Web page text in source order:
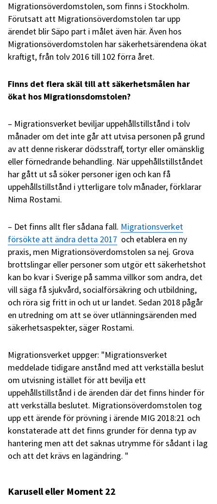
Migrationsöverdomstolen, som finns i Stockholm.
Förutsatt att Migrationsöverdomstolen tar upp
ärendet blir Säpo part i målet även här. Även hos
Migrationsöverdomstolen har säkerhetsärendena ökat
kraftigt, från tolv 2016 till 102 förra året.
Finns det flera skäl till att säkerhetsmålen har
ökat hos Migrationsdomstolen?
– Migrationsverket beviljar uppehållstillstånd i tolv
månader om det inte går att utvisa personen på grund
av att denne riskerar dödsstraff, tortyr eller omänsklig
eller förnedrande behandling. När uppehållstillståndet
har gått ut så söker personer igen och kan få
uppehållstillstånd i ytterligare tolv månader, förklarar
Nima Rostami.
– Det finns allt fler sådana fall. Migrationsverket
försökte att ändra detta 2017 och etablera en ny
praxis, men Migrationsöverdomstolen sa nej. Grova
brottslingar eller personer som utgör ett säkerhetshot
kan bo kvar i Sverige på samma villkor som andra, det
vill säga få sjukvård, socialförsäkring och utbildning,
och röra sig fritt in och ut ur landet. Sedan 2018 pågår
en utredning om att se över utlänningsärenden med
säkerhetsaspekter, säger Rostami.
Migrationsverket uppger: "Migrationsverket
meddelade tidigare anstånd med att verkställa beslut
om utvisning istället för att bevilja ett
uppehållstillstånd i de ärenden där det finns hinder för
att verkställa beslutet. Migrationsöverdomstolen tog
upp ett ärende för prövning i ärende MIG 2018:21 och
konstaterade att det finns grunder för denna typ av
hantering men att det saknas utrymme för sådant i lag
och att det krävs en lagändring. "
Karusell eller Moment 22